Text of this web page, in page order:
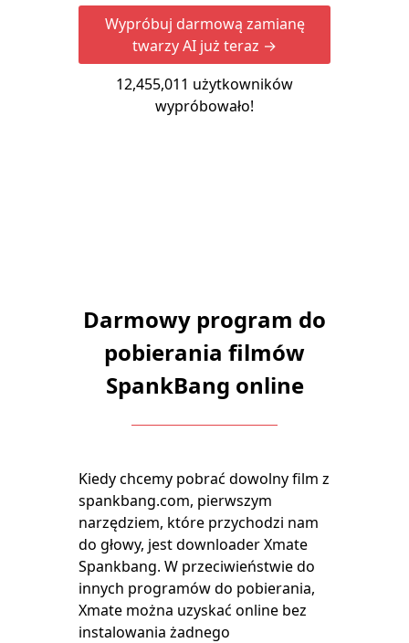
Wypróbuj darmową zamianę
twarzy AI już teraz →
12,455,011 użytkowników
wypróbowało!
Darmowy program do
pobierania filmów
SpankBang online
Kiedy chcemy pobrać dowolny film z
spankbang.com, pierwszym
narzędziem, które przychodzi nam
do głowy, jest downloader Xmate
Spankbang. W przeciwieństwie do
innych programów do pobierania,
Xmate można uzyskać online bez
instalowania żadnego